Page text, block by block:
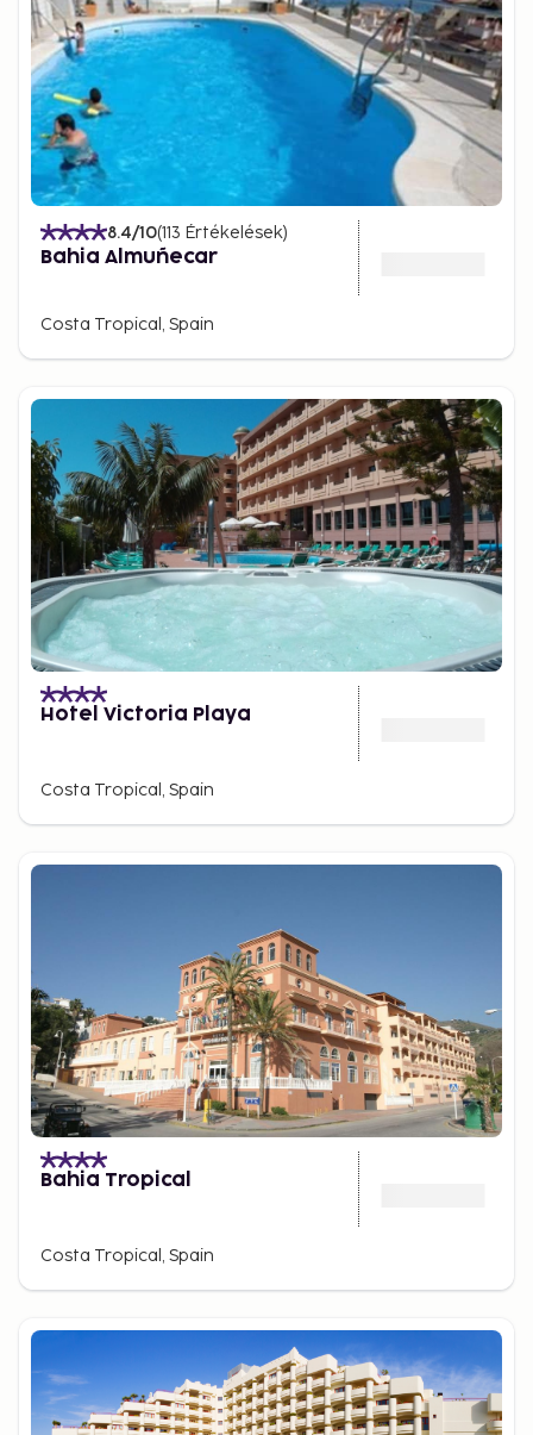
8.4/10(113 Értékelések)
Bahia Almuñecar
Costa Tropical, Spain
Hotel Victoria Playa
Costa Tropical, Spain
Bahia Tropical
Costa Tropical, Spain